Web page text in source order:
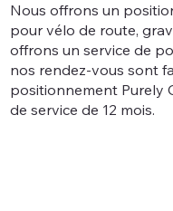
Nous offrons un
pour vélo de route,
offrons un service de
nos rendez-vous sont
positionnement Purely
de service de 12 mois.